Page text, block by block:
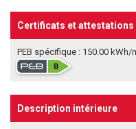
Certificats et attestations
PEB spécifique : 150.00 kWh/
Description intérieure